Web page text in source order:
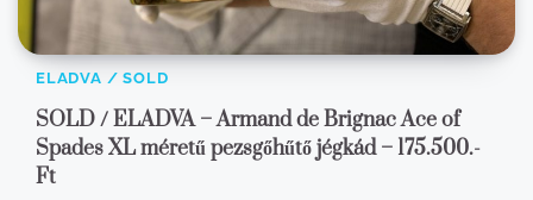
ELADVA / SOLD
SOLD / ELADVA – Armand de Brignac Ace of
Spades XL méretű pezsgőhűtő jégkád – 175.500.-
Ft